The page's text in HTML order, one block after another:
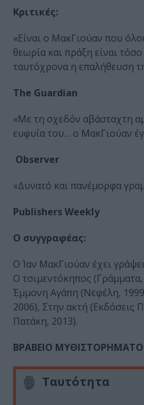
Κριτικές:
«Είναι ο ΜακΓιούαν που
θεωρία και πράξη είναι
ταυτόχρονα η επαλήθευση
Τhe Guardian
«Με τη σχεδόν αβάσταχτη
ευφυΐα του… ο ΜακΓιούαν
Observer
«Δυνατό και πανέμορφα
Publishers Weekly
Ο συγγραφέας:
O Ίαν ΜακΓιούαν έχει
Ο τσιμεντόκηπος
Έμμονη Αγάπη (Νεφέλη,
2006), Στην ακτή (Εκδόσεις
Πατάκη, 2013).
ΒΡΑΒΕΙΟ ΜΥΘΙΣΤΟΡΗΜΑΤΟΣ
Ταυτότητα